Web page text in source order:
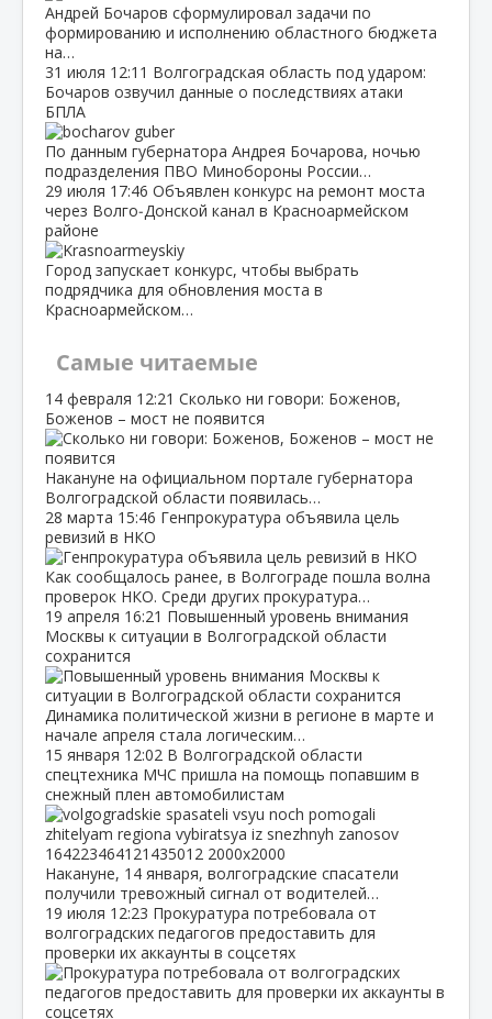
Андрей Бочаров сформулировал задачи по
формированию и исполнению областного бюджета
на…
31 июля 12:11 Волгоградская область под ударом:
Бочаров озвучил данные о последствиях атаки
БПЛА
По данным губернатора Андрея Бочарова, ночью
подразделения ПВО Минобороны России…
29 июля 17:46 Объявлен конкурс на ремонт моста
через Волго‑Донской канал в Красноармейском
районе
Город запускает конкурс, чтобы выбрать
подрядчика для обновления моста в
Красноармейском…
Самые читаемые
14 февраля 12:21 Сколько ни говори: Боженов,
Боженов – мост не появится
Накануне на официальном портале губернатора
Волгоградской области появилась…
28 марта 15:46 Генпрокуратура объявила цель
ревизий в НКО
Как сообщалось ранее, в Волгограде пошла волна
проверок НКО. Среди других прокуратура…
19 апреля 16:21 Повышенный уровень внимания
Москвы к ситуации в Волгоградской области
сохранится
Динамика политической жизни в регионе в марте и
начале апреля стала логическим…
15 января 12:02 В Волгоградской области
спецтехника МЧС пришла на помощь попавшим в
снежный плен автомобилистам
Накануне, 14 января, волгоградские спасатели
получили тревожный сигнал от водителей…
19 июля 12:23 Прокуратура потребовала от
волгоградских педагогов предоставить для
проверки их аккаунты в соцсетях